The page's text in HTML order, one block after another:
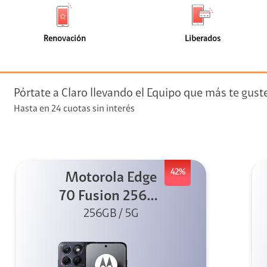
+ Telefonía
streaming
de
faceta
Renovación
(0)
faceta
Liberados
Pórtate a Claro llevando el Equipo que más te
Hasta en 24 cuotas sin interés
42%
Motorola Edge
70 Fusion 256GB
Azul
256GB / 5G